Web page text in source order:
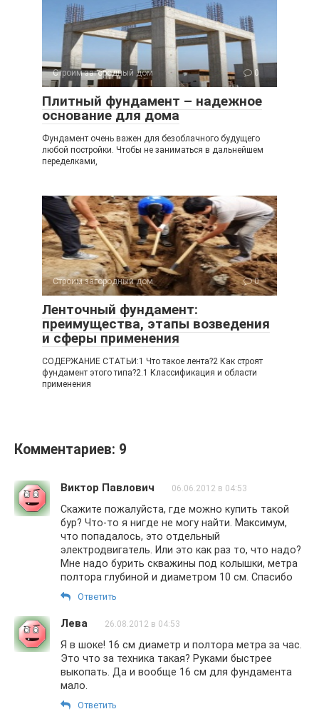
Строим загородный дом 0
Плитный фундамент – надежное
основание для дома
Фундамент очень важен для безоблачного будущего
любой постройки. Чтобы не заниматься в дальнейшем
переделками,
Строим загородный дом 0
Ленточный фундамент:
преимущества, этапы возведения
и сферы применения
СОДЕРЖАНИЕ СТАТЬИ:1 Что такое лента?2 Как строят
фундамент этого типа?2.1 Классификация и области
применения
Комментариев: 9
Виктор Павлович 06.06.2012 в 04:53
Скажите пожалуйста, где можно купить такой
бур? Что-то я нигде не могу найти. Максимум,
что попадалось, это отдельный
электродвигатель. Или это как раз то, что надо?
Мне надо бурить скважины под колышки, метра
полтора глубиной и диаметром 10 см. Спасибо
Ответить
Лева 26.08.2012 в 04:53
Я в шоке! 16 см диаметр и полтора метра за час.
Это что за техника такая? Руками быстрее
выкопать. Да и вообще 16 см для фундамента
мало.
Ответить